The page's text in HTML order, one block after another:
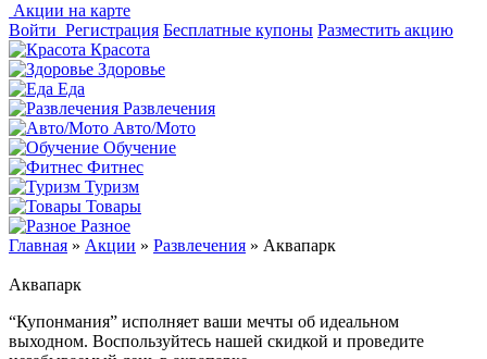
Акции на карте
Войти Регистрация Бесплатные купоны Разместить акцию
Красота
Здоровье
Еда
Развлечения
Авто/Мото
Обучение
Фитнес
Туризм
Товары
Разное
Главная » Акции » Развлечения » Аквапарк
Аквапарк
“Купонмания” исполняет ваши мечты об идеальном
выходном. Воспользуйтесь нашей скидкой и проведите